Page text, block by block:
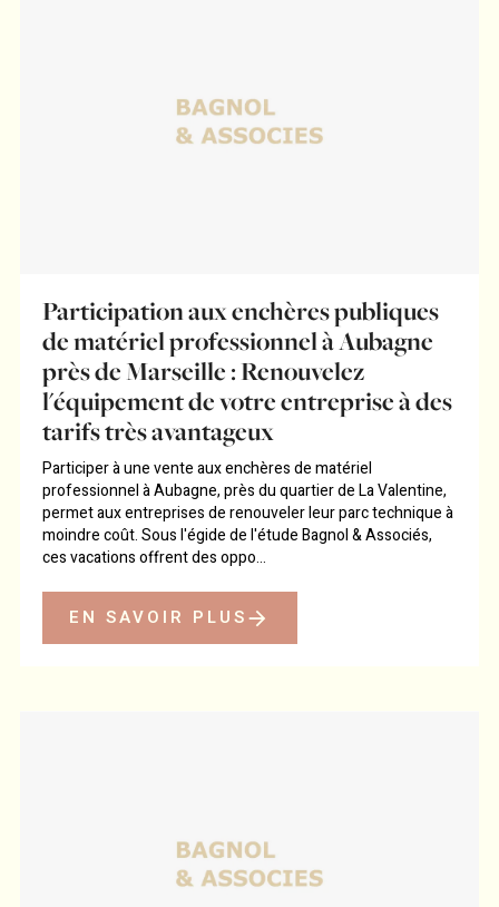
Participation aux enchères publiques
de matériel professionnel à Aubagne
près de Marseille : Renouvelez
l'équipement de votre entreprise à des
tarifs très avantageux
Participer à une vente aux enchères de matériel
professionnel à Aubagne, près du quartier de La Valentine,
permet aux entreprises de renouveler leur parc technique à
moindre coût. Sous l'égide de l'étude Bagnol & Associés,
ces vacations offrent des oppo...
EN SAVOIR PLUS